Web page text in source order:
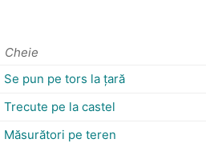
Cheie
Se pun pe tors la ţară
Trecute pe la castel
Măsurători pe teren